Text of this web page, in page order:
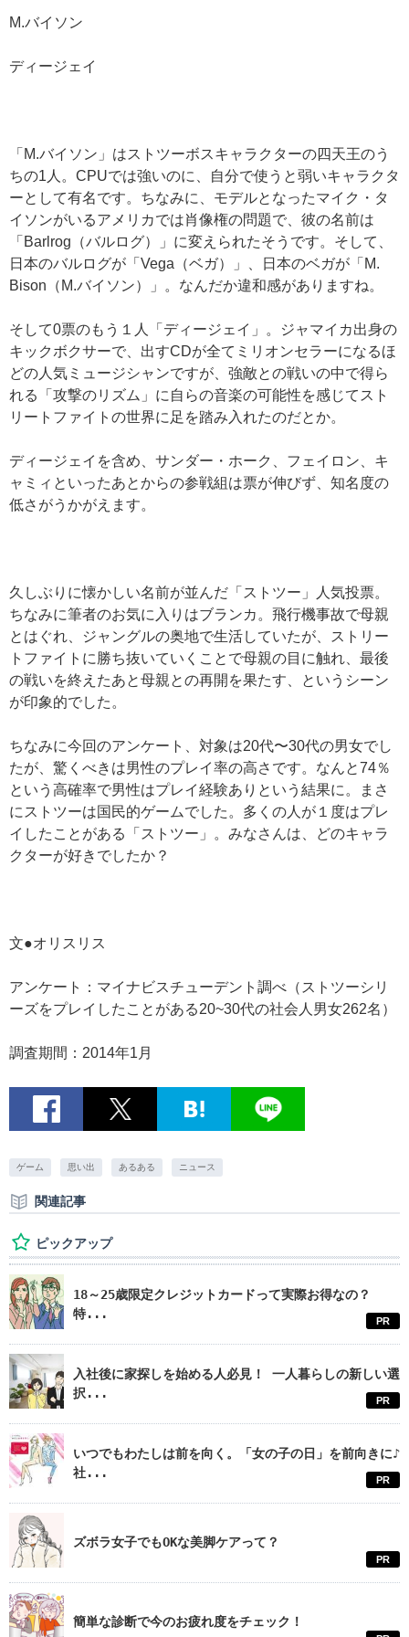
M.バイソン
ディージェイ
「M.バイソン」はストツーボスキャラクターの四天王のう
ちの1人。CPUでは強いのに、自分で使うと弱いキャラクタ
ーとして有名です。ちなみに、モデルとなったマイク・タ
イソンがいるアメリカでは肖像権の問題で、彼の名前は
「Barlrog（バルログ）」に変えられたそうです。そして、
日本のバルログが「Vega（ベガ）」、日本のベガが「M.
Bison（M.バイソン）」。なんだか違和感がありますね。
そして0票のもう１人「ディージェイ」。ジャマイカ出身の
キックボクサーで、出すCDが全てミリオンセラーになるほ
どの人気ミュージシャンですが、強敵との戦いの中で得ら
れる「攻撃のリズム」に自らの音楽の可能性を感じてスト
リートファイトの世界に足を踏み入れたのだとか。
ディージェイを含め、サンダー・ホーク、フェイロン、キ
ャミィといったあとからの参戦組は票が伸びず、知名度の
低さがうかがえます。
久しぶりに懐かしい名前が並んだ「ストツー」人気投票。
ちなみに筆者のお気に入りはブランカ。飛行機事故で母親
とはぐれ、ジャングルの奥地で生活していたが、ストリー
トファイトに勝ち抜いていくことで母親の目に触れ、最後
の戦いを終えたあと母親との再開を果たす、というシーン
が印象的でした。
ちなみに今回のアンケート、対象は20代〜30代の男女でし
たが、驚くべきは男性のプレイ率の高さです。なんと74％
という高確率で男性はプレイ経験ありという結果に。まさ
にストツーは国民的ゲームでした。多くの人が１度はプレ
イしたことがある「ストツー」。みなさんは、どのキャラ
クターが好きでしたか？
文●オリスリス
アンケート：マイナビスチューデント調べ（ストツーシリ
ーズをプレイしたことがある20~30代の社会人男女262名）
調査期間：2014年1月
ゲーム 思い出 あるある ニュース
関連記事
ピックアップ
18～25歳限定クレジットカードって実際お得なの？
特...
PR
入社後に家探しを始める人必見！ 一人暮らしの新しい選
択...
PR
いつでもわたしは前を向く。「女の子の日」を前向きに♪
社...
PR
ズボラ女子でもOKな美脚ケアって？
PR
簡単な診断で今のお疲れ度をチェック！